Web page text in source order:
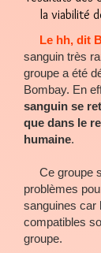
la viabilité
Le hh, dit
sanguin très
groupe a été
Bombay. En
sanguin se
que dans le
humaine.
Ce groupe
problèmes
sanguines car
compatibles
groupe.